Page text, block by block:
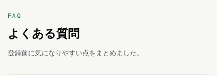
FAQ
よくある質問
登録前に気になりやすい点をまとめました。